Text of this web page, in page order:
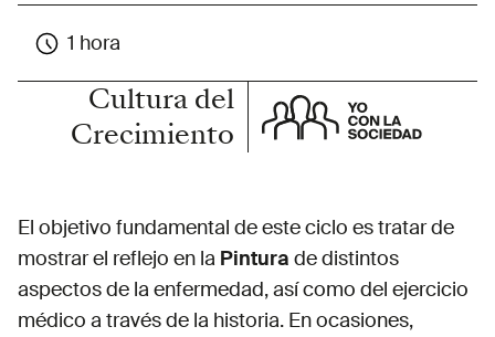
1 hora
Cultura del
Crecimiento
El objetivo fundamental de este ciclo es tratar de
mostrar el reflejo en la Pintura de distintos
aspectos de la enfermedad, así como del ejercicio
médico a través de la historia. En ocasiones,